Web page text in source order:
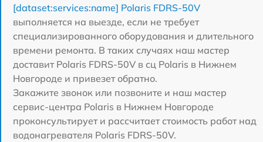
[dataset:services:name] Polaris FDRS-50V
выполняется на выезде, если не требует
специализированного оборудования и длительного
времени ремонта. В таких случаях наш мастер
доставит Polaris FDRS-50V в сц Polaris в Нижнем
Новгороде и привезет обратно.
Закажите звонок или позвоните и наш мастер
сервис-центра Polaris в Нижнем Новгороде
проконсультирует и рассчитает стоимость работ над
водонагревателя Polaris FDRS-50V.